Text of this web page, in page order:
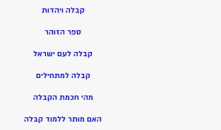
קבלה ויהדות
ספר הזוהר
קבלה לעם ישראל
קבלה למתחילים
מהי חכמת הקבלה
האם מותר ללמוד קבלה